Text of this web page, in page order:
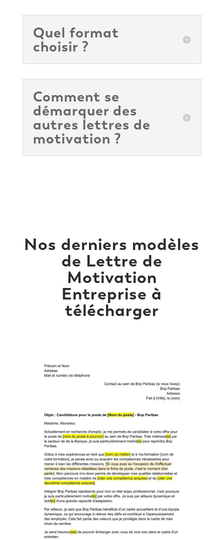
Quel format
choisir ?
Comment se
démarquer des
autres lettres de
motivation ?
Nos derniers modèles
de Lettre de
Motivation
Entreprise à
télécharger